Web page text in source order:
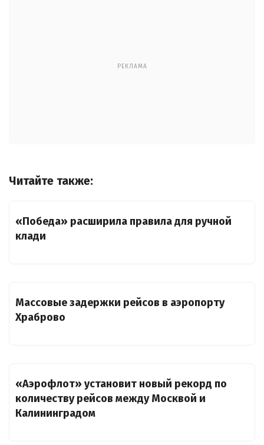
РЕКЛАМА
Читайте также:
«Победа» расширила правила для ручной
клади
Массовые задержки рейсов в аэропорту
Храброво
«Аэрофлот» установит новый рекорд по
количеству рейсов между Москвой и
Калининградом